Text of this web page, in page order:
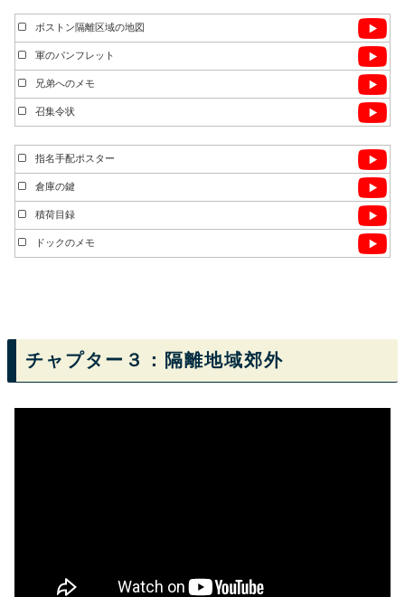
ボストン隔離区域の地図
軍のパンフレット
兄弟へのメモ
召集令状
指名手配ポスター
倉庫の鍵
積荷目録
ドックのメモ
チャプター３：隔離地域郊外